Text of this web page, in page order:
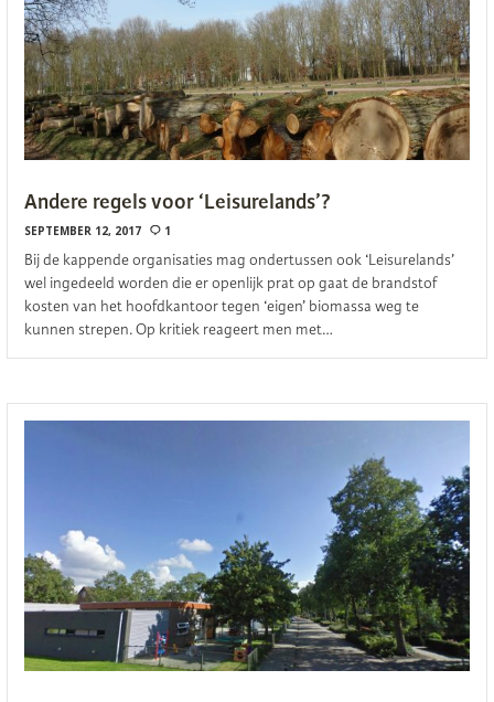
Andere regels voor ‘Leisurelands’?
SEPTEMBER 12, 2017 1
Bij de kappende organisaties mag ondertussen ook ‘Leisurelands’
wel ingedeeld worden die er openlijk prat op gaat de brandstof
kosten van het hoofdkantoor tegen ‘eigen’ biomassa weg te
kunnen strepen. Op kritiek reageert men met…